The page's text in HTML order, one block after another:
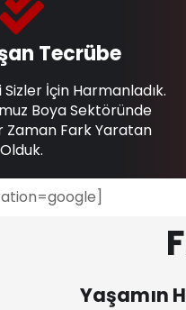
Tecrübe
İçin Harmanladık.
Boya Sektöründe
Zaman Fark Yaratan
Olduk.
Yaşamın